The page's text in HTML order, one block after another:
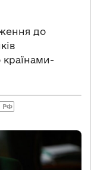
до
країнами-
РФ